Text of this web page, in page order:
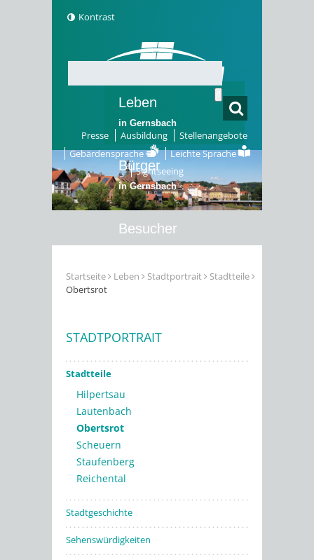
Kontrast
Presse Ausbildung
Stellenangebote
Gebärdensprache
Leichte Sprache
Sightseeing
Leben
in Gernsbach
Bürger
in Gernsbach
Besucher
Startseite Leben Stadtportrait
Stadtteile
Obertsrot
STADTPORTRAIT
Stadtteile
Hilpertsau
Lautenbach
Obertsrot
Scheuern
Staufenberg
Reichental
Stadtgeschichte
Sehenswürdigkeiten